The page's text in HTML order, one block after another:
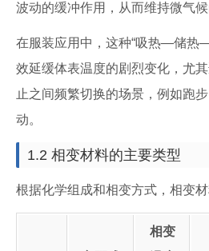
波动的缓冲作用，从而维持微气候
在服装应用中，这种“吸热—储热
效延缓体表温度的剧烈变化，尤
止之间频繁切换的场景，例如跑
动。
1.2 相变材料的主要类型
根据化学组成和相变方式，相变
相变